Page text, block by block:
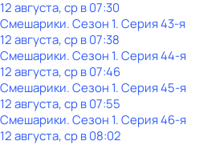
12 августа, ср в 07:30
Смешарики. Сезон 1. Серия 43-я
12 августа, ср в 07:38
Смешарики. Сезон 1. Серия 44-я
12 августа, ср в 07:46
Смешарики. Сезон 1. Серия 45-я
12 августа, ср в 07:55
Смешарики. Сезон 1. Серия 46-я
12 августа, ср в 08:02